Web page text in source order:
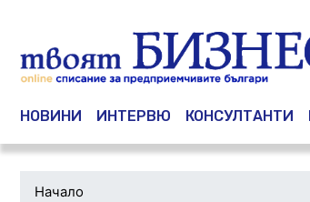
Main navigation
НОВИНИ ИНТЕРВЮ КОНСУЛТАНТИ
Начало